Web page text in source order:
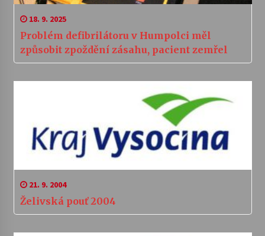
18. 9. 2025
Problém defibrilátoru v Humpolci měl
způsobit zpoždění zásahu, pacient zemřel
21. 9. 2004
Želivská pouť 2004